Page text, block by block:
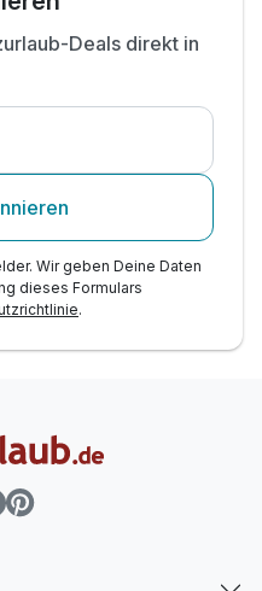
Deals direkt in
Wir geben Deine Daten
dieses Formulars
.